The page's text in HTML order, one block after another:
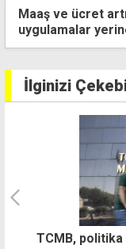
Yeni asgari ücret
70.893 TL
İlginizi
TCMB,